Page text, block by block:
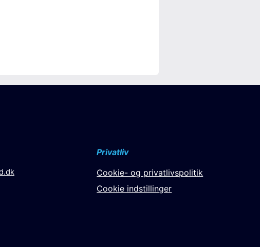
Privatliv
Cookie- og privatlivspolitik
Cookie indstillinger